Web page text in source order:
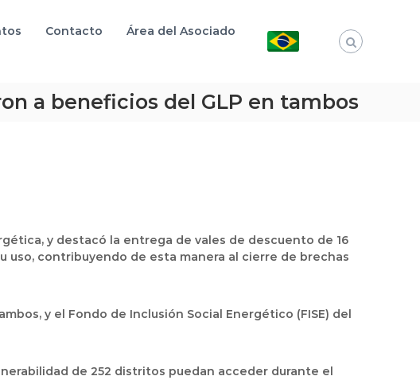
Contacto Área del Asociado
a beneficios del GLP en tambos
y destacó la entrega de vales de descuento de 16
uso, contribuyendo de esta manera al cierre de brechas
y el Fondo de Inclusión Social Energético (FISE) del
de 252 distritos puedan acceder durante el